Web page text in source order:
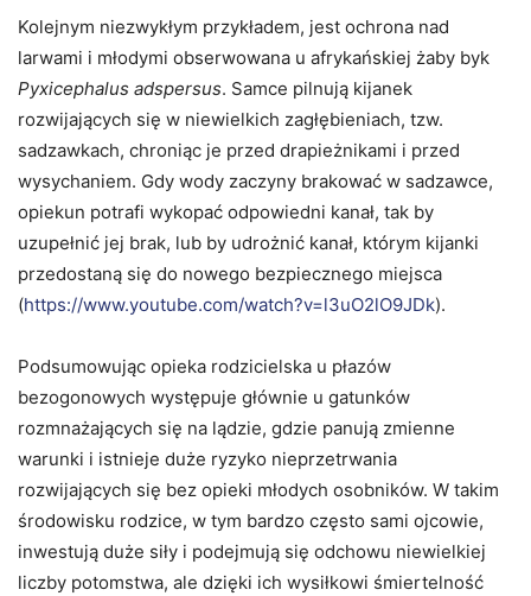
Kolejnym niezwykłym przykładem, jest ochrona nad
larwami i młodymi obserwowana u afrykańskiej żaby byk
Pyxicephalus adspersus. Samce pilnują kijanek
rozwijających się w niewielkich zagłębieniach, tzw.
sadzawkach, chroniąc je przed drapieżnikami i przed
wysychaniem. Gdy wody zaczyny brakować w sadzawce,
opiekun potrafi wykopać odpowiedni kanał, tak by
uzupełnić jej brak, lub by udrożnić kanał, którym kijanki
przedostaną się do nowego bezpiecznego miejsca
(https://www.youtube.com/watch?v=l3uO2lO9JDk).
Podsumowując opieka rodzicielska u płazów
bezogonowych występuje głównie u gatunków
rozmnażających się na lądzie, gdzie panują zmienne
warunki i istnieje duże ryzyko nieprzetrwania
rozwijających się bez opieki młodych osobników. W takim
środowisku rodzice, w tym bardzo często sami ojcowie,
inwestują duże siły i podejmują się odchowu niewielkiej
liczby potomstwa, ale dzięki ich wysiłkowi śmiertelność